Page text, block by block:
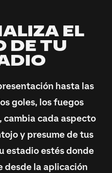
EL
DE TU
hasta las
goles, los fuegos
cada aspecto
y presume de tus
estadio estés donde
desde la aplicación